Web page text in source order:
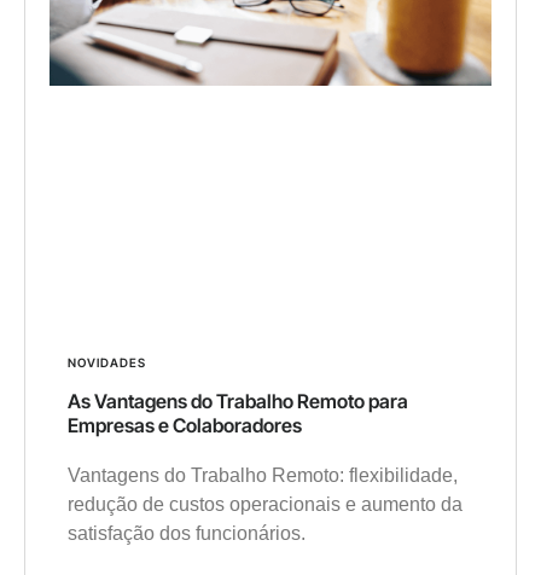
NOVIDADES
As Vantagens do Trabalho Remoto para
Empresas e Colaboradores
Vantagens do Trabalho Remoto: flexibilidade,
redução de custos operacionais e aumento da
satisfação dos funcionários.